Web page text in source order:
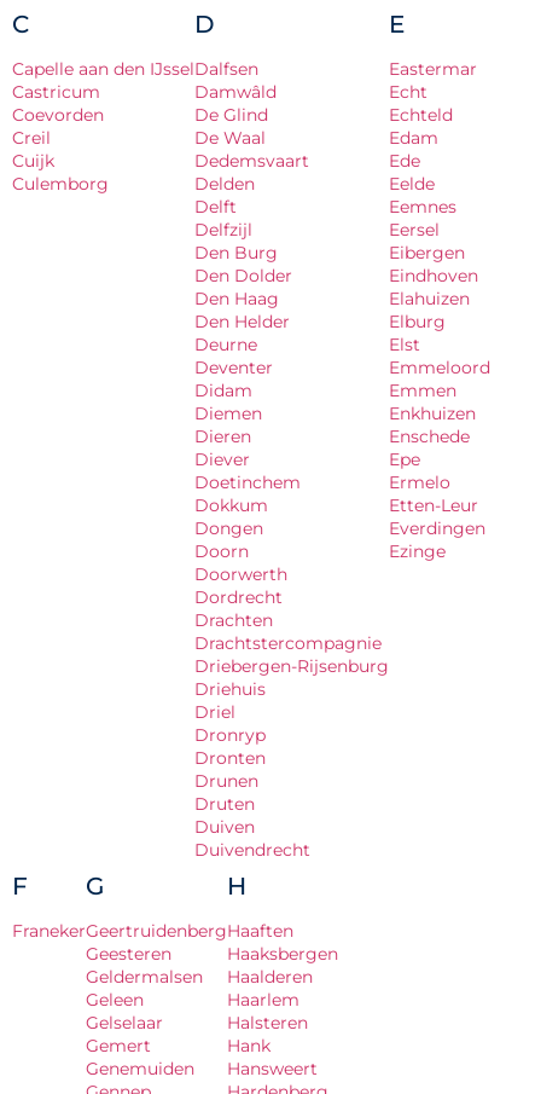
C
Capelle aan den IJssel
Castricum
Coevorden
Creil
Cuijk
Culemborg
D
Dalfsen
Damwâld
De Glind
De Waal
Dedemsvaart
Delden
Delft
Delfzijl
Den Burg
Den Dolder
Den Haag
Den Helder
Deurne
Deventer
Didam
Diemen
Dieren
Diever
Doetinchem
Dokkum
Dongen
Doorn
Doorwerth
Dordrecht
Drachten
Drachtstercompagnie
Driebergen-Rijsenburg
Driehuis
Driel
Dronryp
Dronten
Drunen
Druten
Duiven
Duivendrecht
E
Eastermar
Echt
Echteld
Edam
Ede
Eelde
Eemnes
Eersel
Eibergen
Eindhoven
Elahuizen
Elburg
Elst
Emmeloord
Emmen
Enkhuizen
Enschede
Epe
Ermelo
Etten-Leur
Everdingen
Ezinge
F
Franeker
G
Geertruidenberg
Geesteren
Geldermalsen
Geleen
Gelselaar
Gemert
Genemuiden
H
Haaften
Haaksbergen
Haalderen
Haarlem
Halsteren
Hank
Hansweert